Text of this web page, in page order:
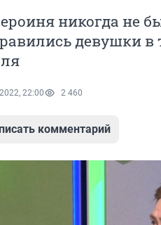
никогда не
девушки в
22:00 2 460
комментарий